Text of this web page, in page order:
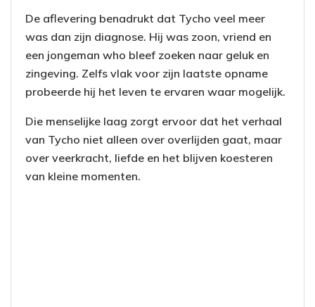
De aflevering benadrukt dat Tycho veel meer
was dan zijn diagnose. Hij was zoon, vriend en
een jongeman who bleef zoeken naar geluk en
zingeving. Zelfs vlak voor zijn laatste opname
probeerde hij het leven te ervaren waar mogelijk.
Die menselijke laag zorgt ervoor dat het verhaal
van Tycho niet alleen over overlijden gaat, maar
over veerkracht, liefde en het blijven koesteren
van kleine momenten.